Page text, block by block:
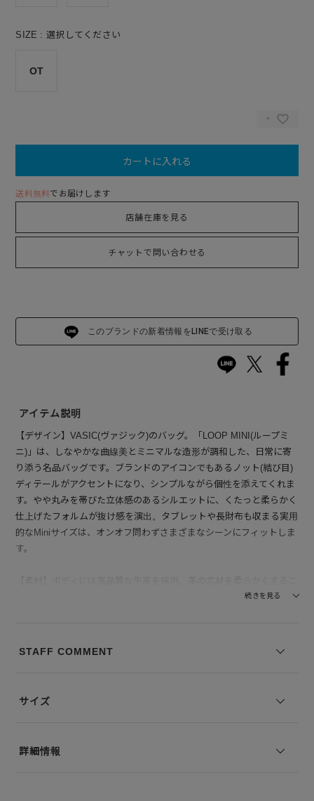
SIZE 選択してください
OT
カートに入れる
送料無料でお届けします
店舗在庫を見る
チャットで問い合わせる
このブランドの新着情報をLINEで受け取る
アイテム説明
【デザイン】VASIC(ヴァジック)のバッグ。「LOOP MINI(ループミ
ニ)」は、しなやかな曲線美とミニマルな造形が調和した、日常に寄
り添う名品バッグです。ブランドのアイコンでもあるノット(結び目)
ディテールがアクセントになり、シンプルながら個性を添えてくれま
す。やや丸みを帯びた立体感のあるシルエットに、くたっと柔らかく
仕上げたフォルムが抜け感を演出。タブレットや長財布も収まる実用
的なMiniサイズは、オンオフ問わずさまざまなシーンにフィットしま
す。
とで、くったりとしたニュアンスとしなやかさを実現しています。手
続きを見る
STAFF COMMENT
サイズ
詳細情報